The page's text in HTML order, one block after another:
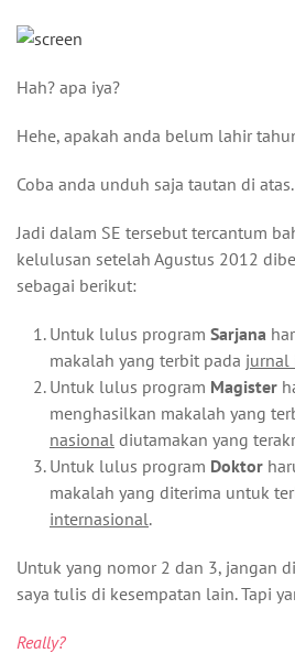
Hah? apa iya?
Hehe, apakah anda belum lahir
Coba anda unduh saja tautan di atas.
Jadi dalam SE tersebut tercantum
kelulusan setelah Agustus 2012
sebagai berikut:
Untuk lulus program Sarjana
makalah yang terbit pada jurnal
Untuk lulus program Magister
menghasilkan makalah yang
nasional diutamakan yang
Untuk lulus program Doktor
makalah yang diterima untuk
internasional.
Untuk yang nomor 2 dan 3, jangan
saya tulis di kesempatan lain. Tapi
Really?